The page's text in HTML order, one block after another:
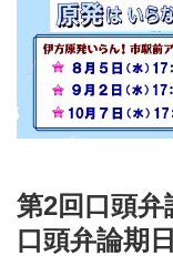
第2回口頭弁
口頭弁論期